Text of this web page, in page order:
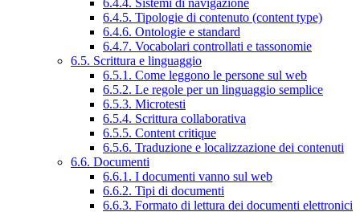
6.4.4. Sistemi di navigazione
6.4.5. Tipologie di contenuto (content type)
6.4.6. Ontologie e standard
6.4.7. Vocabolari controllati e tassonomie
6.5. Scrittura e linguaggio
6.5.1. Come leggono le persone sul web
6.5.2. Le regole per un linguaggio semplice
6.5.3. Microtesti
6.5.4. Scrittura collaborativa
6.5.5. Content critique
6.5.6. Traduzione e localizzazione dei contenuti
6.6. Documenti
6.6.1. I documenti vanno sul web
6.6.2. Tipi di documenti
6.6.3. Formato di lettura dei documenti elettronici